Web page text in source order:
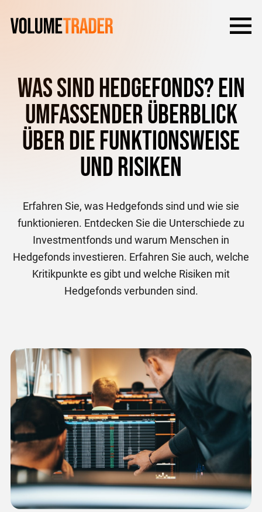
Was sind Hedgefonds? Ein
umfassender Überblick
über die Funktionsweise
und Risiken
Erfahren Sie, was Hedgefonds sind und wie sie
funktionieren. Entdecken Sie die Unterschiede zu
Investmentfonds und warum Menschen in
Hedgefonds investieren. Erfahren Sie auch, welche
Kritikpunkte es gibt und welche Risiken mit
Hedgefonds verbunden sind.